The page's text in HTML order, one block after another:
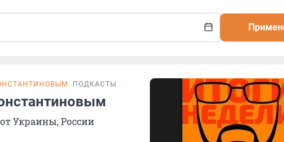
ПОДКАСТЫ
Украины, России